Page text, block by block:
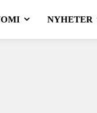
NYHETER